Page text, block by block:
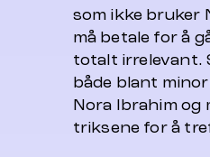
som ikke bruker
må betale for å
totalt irrelevant.
både blant
Nora Ibrahim og
triksene for å